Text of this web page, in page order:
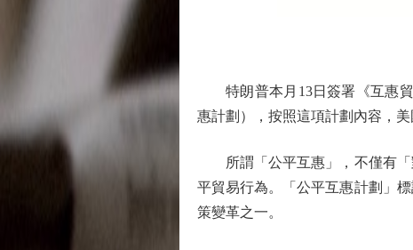
特朗普本月13日簽署《互惠貿
惠計劃），按照這項計劃內容，
所謂「公平互惠」，不僅有「
平貿易行為。「公平互惠計劃」
策變革之一。